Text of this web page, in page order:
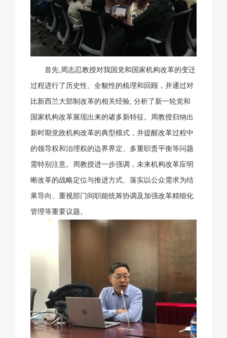
首先,周志忍教授对我国党和国家机构改革的变迁
过程进行了历史性、全貌性的梳理和回顾，并通过对
比新西兰大部制改革的相关经验, 分析了新一轮党和
国家机构改革展现出来的诸多新特征。周教授归纳出
新时期党政机构改革的典型模式，并提醒改革过程中
的领导权和治理权的边界界定、多重职责平衡等问题
需特别注意。周教授进一步强调，未来机构改革应明
晰改革的战略定位与推进方式、落实以公众需求为结
果导向、重视部门间职能统筹协调及加强改革精细化
管理等重要议题。